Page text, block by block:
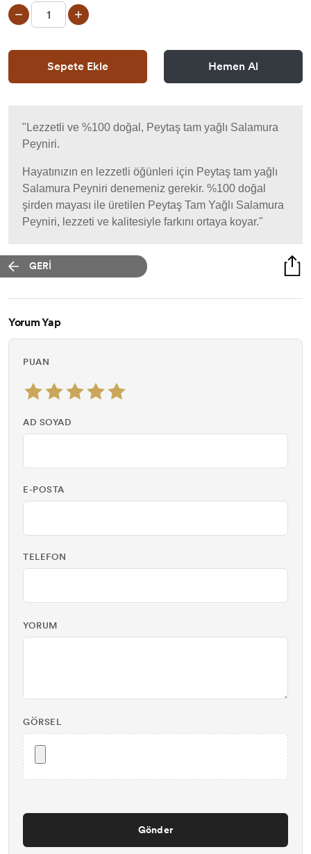
Sepete Ekle Hemen Al
"Lezzetli ve %100 doğal, Peytaş tam yağlı Salamura
Peyniri.
Hayatınızın en lezzetli öğünleri için Peytaş tam yağlı
Salamura Peyniri denemeniz gerekir. %100 doğal
şirden mayası ile üretilen Peytaş Tam Yağlı Salamura
Peyniri, lezzeti ve kalitesiyle farkını ortaya koyar."
GERİ
Yorum Yap
PUAN
AD SOYAD
E-POSTA
TELEFON
YORUM
GÖRSEL
Gönder